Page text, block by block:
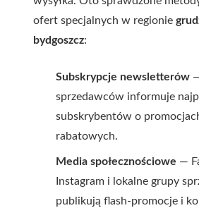
ofert specjalnych w regionie
bydgoszcz:
Subskrypcje newsletterów
sprzedawców informuje
subskrybentów o
rabatowych.
Media społecznościowe —
Instagram i lokalne grupy
publikują flash-promocje i